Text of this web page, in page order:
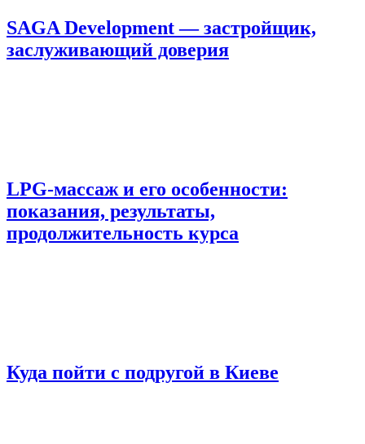
SAGA Development — застройщик,
заслуживающий доверия
LPG-массаж и его особенности:
показания, результаты,
продолжительность курса
Куда пойти с подругой в Киеве